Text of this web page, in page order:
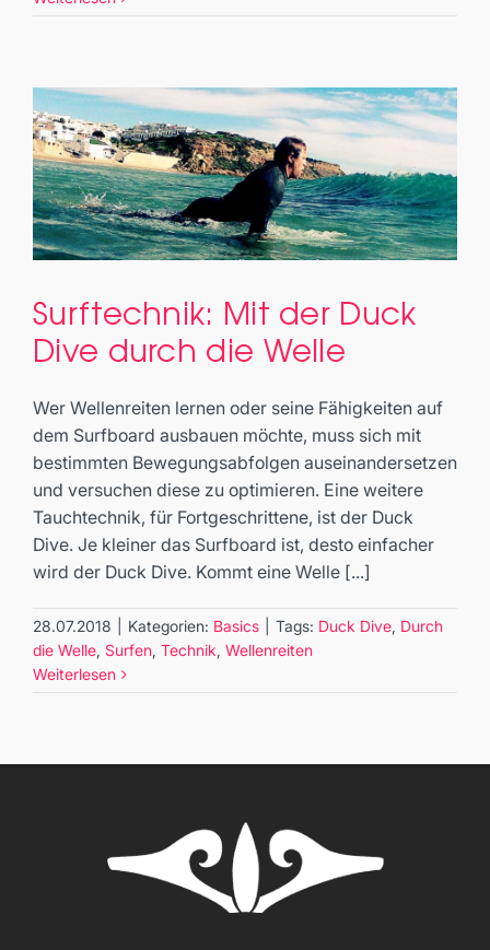
Surftechnik: Mit der Duck Dive
Basics
Surftechnik: Mit der Duck
Dive durch die Welle
Wer Wellenreiten lernen oder seine Fähigkeiten auf
dem Surfboard ausbauen möchte, muss sich mit
bestimmten Bewegungsabfolgen auseinandersetzen
und versuchen diese zu optimieren. Eine weitere
Tauchtechnik, für Fortgeschrittene, ist der Duck
Dive. Je kleiner das Surfboard ist, desto einfacher
wird der Duck Dive. Kommt eine Welle [...]
28.07.2018 Kategorien: Basics Tags: Duck Dive, Durch
die Welle, Surfen, Technik, Wellenreiten
Weiterlesen